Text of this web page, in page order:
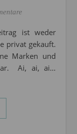
privat gekauft.
Marken und
Ai, ai, ai…